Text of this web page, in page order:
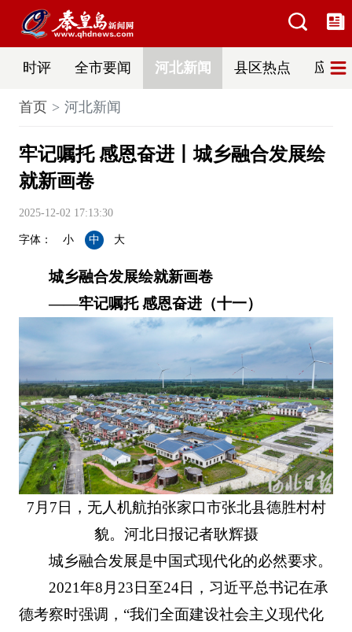
时评 全市要闻 河北新闻 县区热点 应急
首页 河北新闻
牢记嘱托 感恩奋进丨城乡融合发展绘
就新画卷
2025-12-02 17:13:30
字体： 小 中 大
城乡融合发展绘就新画卷
——牢记嘱托 感恩奋进（十一）
7月7日，无人机航拍张家口市张北县德胜村村
貌。河北日报记者耿辉摄
城乡融合发展是中国式现代化的必然要求。
2021年8月23日至24日，习近平总书记在承
德考察时强调，“我们全面建设社会主义现代化